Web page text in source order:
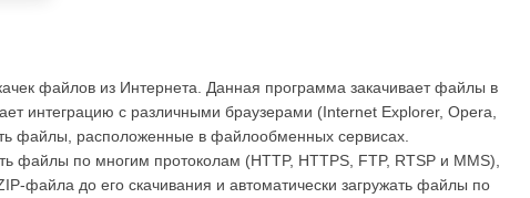
файлов из Интернета. Данная программа закачивает файлы в
интеграцию с различными браузерами (Internet Explorer, Opera,
файлы, расположенные в файлообменных сервисах.
файлы по многим протоколам (HTTP, HTTPS, FTP, RTSP и MMS),
файла до его скачивания и автоматически загружать файлы по